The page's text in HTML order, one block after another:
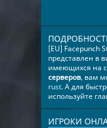
[EU] Facepunch
представлен в
имеющихся на
серверов, вам
rust. А для
используйте
ИГРОКИ